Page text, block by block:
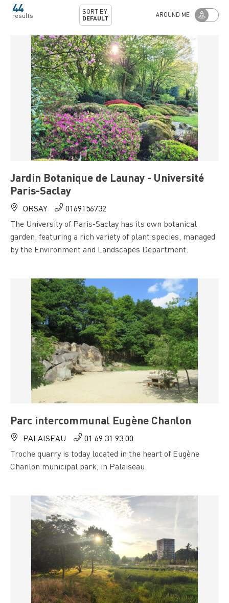
44
results
SORT BY
DEFAULT
AROUND ME
Jardin Botanique de Launay - Université
Paris-Saclay
ORSAY
0169156732
The University of Paris-Saclay has its own botanical
garden, featuring a rich variety of plant species, managed
by the Environment and Landscapes Department.
Parc intercommunal Eugène Chanlon
PALAISEAU
01 69 31 93 00
Troche quarry is today located in the heart of Eugène
Chanlon municipal park, in Palaiseau.